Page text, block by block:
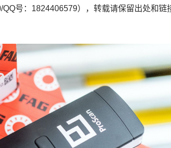
QQ号：1824406579），转载请保留出处和链